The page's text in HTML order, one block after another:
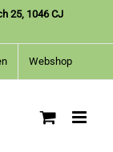
25, 1046 CJ
Webshop